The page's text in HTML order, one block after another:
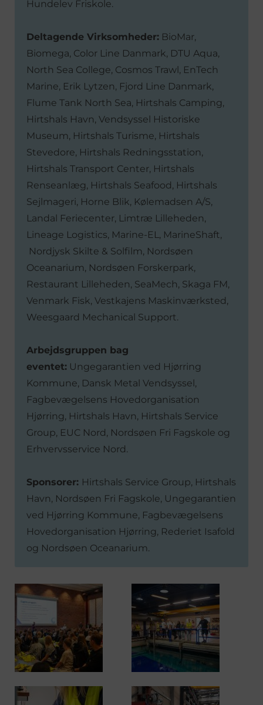
Hundelev Friskole.
Deltagende Virksomheder: BioMar,
Biomega, Color Line Danmark, DTU Aqua,
North Sea College, Cosmos Trawl, EnTech
Marine, Erik Lytzen, Fjord Line Danmark,
Flume Tank North Sea, Hirtshals Camping,
Hirtshals Havn, Vendsyssel Historiske
Museum, Hirtshals Turisme, Hirtshals
Stevedore, Hirtshals Redningsstation,
Hirtshals Transport Center, Hirtshals
Renseanlæg, Hirtshals Seafood, Hirtshals
Sejlmageri, Horne Blik, Kølemadsen A/S,
Landal Feriecenter, Limtræ Lilleheden,
Lineage Logistics, Marine-EL, MarineShaft,
Nordjysk Skilte & Solfilm, Nordsøen
Oceanarium, Nordsøen Forskerpark,
Restaurant Lilleheden, SeaMech, Skaga FM,
Venmark Fisk, Vestkajens Maskinværksted,
Weesgaard Mechanical Support.
Arbejdsgruppen bag
eventet: Ungegarantien ved Hjørring
Kommune, Dansk Metal Vendsyssel,
Fagbevægelsens Hovedorganisation
Hjørring, Hirtshals Havn, Hirtshals Service
Group, EUC Nord, Nordsøen Fri Fagskole og
Erhvervsservice Nord.
Sponsorer: Hirtshals Service Group, Hirtshals
Havn, Nordsøen Fri Fagskole, Ungegarantien
ved Hjørring Kommune, Fagbevægelsens
Hovedorganisation Hjørring, Rederiet Isafold
og Nordsøen Oceanarium.